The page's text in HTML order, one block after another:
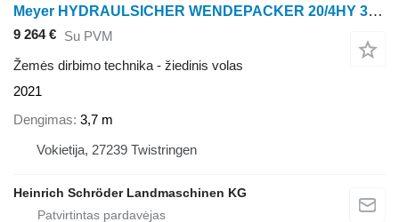
Meyer HYDRAULSICHER WENDEPACKER 20/4HY 3,70M
9 264 € Su PVM
Žemės dirbimo technika - žiedinis volas
2021
Dengimas 3,7 m
Vokietija, 27239 Twistringen
Heinrich Schröder Landmaschinen KG